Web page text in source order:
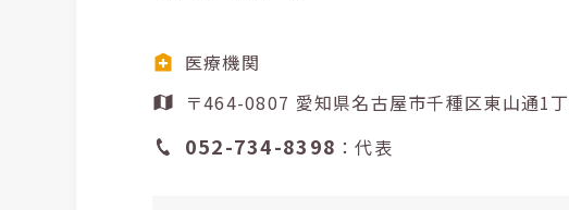
医療機関
〒464-0807 愛知県名古屋市千種区東山
052-734-8398 ：代表